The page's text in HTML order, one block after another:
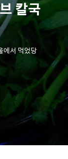
칼국
에서 먹었당